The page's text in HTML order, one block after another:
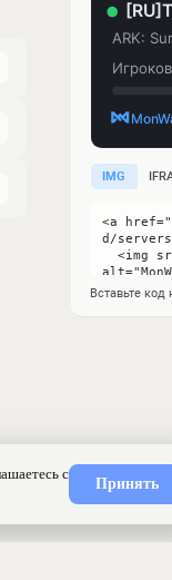
IMG
Вставьте код